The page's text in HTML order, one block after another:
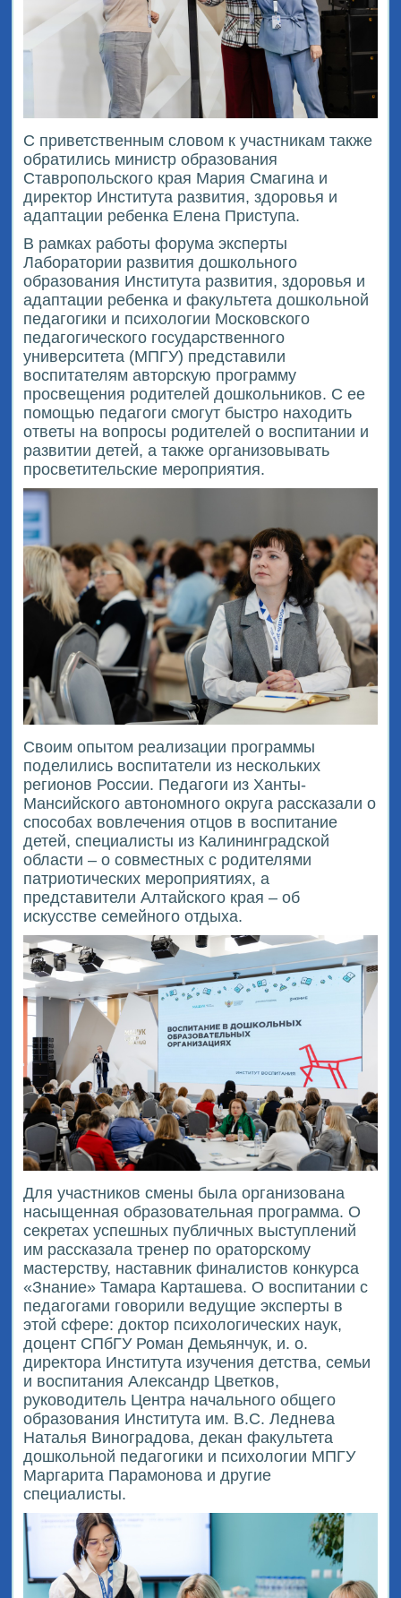
С приветственным словом к участникам также
обратились министр образования
Ставропольского края Мария Смагина и
директор Института развития, здоровья и
адаптации ребенка Елена Приступа.
В рамках работы форума эксперты
Лаборатории развития дошкольного
образования Института развития, здоровья и
адаптации ребенка и факультета дошкольной
педагогики и психологии Московского
педагогического государственного
университета (МПГУ) представили
воспитателям авторскую программу
просвещения родителей дошкольников. С ее
помощью педагоги смогут быстро находить
ответы на вопросы родителей о воспитании и
развитии детей, а также организовывать
просветительские мероприятия.
Своим опытом реализации программы
поделились воспитатели из нескольких
регионов России. Педагоги из Ханты-
Мансийского автономного округа рассказали о
способах вовлечения отцов в воспитание
детей, специалисты из Калининградской
области – о совместных с родителями
патриотических мероприятиях, а
представители Алтайского края – об
искусстве семейного отдыха.
Для участников смены была организована
насыщенная образовательная программа. О
секретах успешных публичных выступлений
им рассказала тренер по ораторскому
мастерству, наставник финалистов конкурса
«Знание» Тамара Карташева. О воспитании с
педагогами говорили ведущие эксперты в
этой сфере: доктор психологических наук,
доцент СПбГУ Роман Демьянчук, и. о.
директора Института изучения детства, семьи
и воспитания Александр Цветков,
руководитель Центра начального общего
образования Института им. В.С. Леднева
Наталья Виноградова, декан факультета
дошкольной педагогики и психологии МПГУ
Маргарита Парамонова и другие
специалисты.